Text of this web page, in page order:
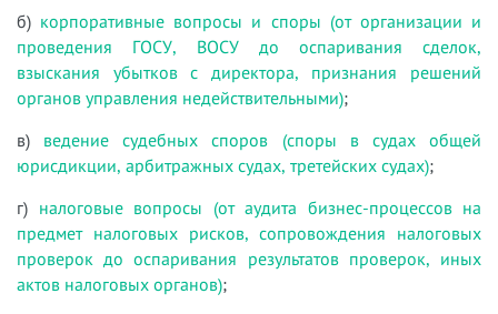
б) корпоративные вопросы и споры (от организации и
проведения ГОСУ, ВОСУ до оспаривания сделок,
взыскания убытков с директора, признания решений
органов управления недействительными);
в) ведение судебных споров (споры в судах общей
юрисдикции, арбитражных судах, третейских судах);
г) налоговые вопросы (от аудита бизнес-процессов на
предмет налоговых рисков, сопровождения налоговых
проверок до оспаривания результатов проверок, иных
актов налоговых органов);